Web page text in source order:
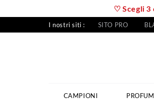
♡ Scegli 3
I nostri siti : SITO PRO
CAMPIONI